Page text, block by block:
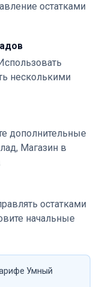
остатками
несколькими
дополнительные
Магазин в
остатками
начальные
Умный